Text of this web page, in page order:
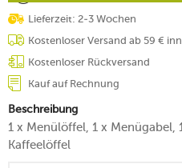
Lieferzeit: 2-3 Wochen
Kostenloser Versand ab 59 €
Kostenloser Rückversand
Kauf auf Rechnung
Beschreibung
1 x Menülöffel, 1 x Menügabel,
Kaffeelöffel